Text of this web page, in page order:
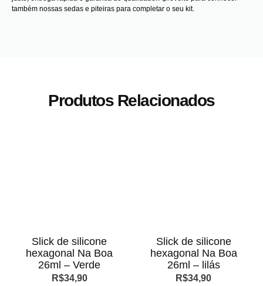
também nossas sedas e piteiras para completar o seu kit.
Produtos Relacionados
Slick de silicone
hexagonal Na Boa
26ml – Verde
R$34,90
Slick de silicone
hexagonal Na Boa
26ml – lilás
R$34,90